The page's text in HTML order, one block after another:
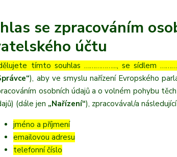
se zpracováním
účtu
tímto souhlas ……………..., se sídlem
), aby ve smyslu nařízení Evropského
osobních údajů a o volném pohybu
(dále jen „Nařízení“), zpracovával/a
jméno a příjmení
emailovou adresu
telefonní číslo